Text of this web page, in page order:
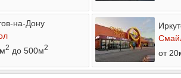
на-Дону
2 до 500м2
от